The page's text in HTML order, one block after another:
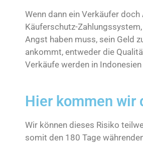
Wenn dann ein Verkäufer
Käuferschutz-
Angst haben muss, sein Geld
ankommt, entweder die
Verkäufe werden in
Hier kommen wir
Wir können dieses Risiko
somit den 180 Tage